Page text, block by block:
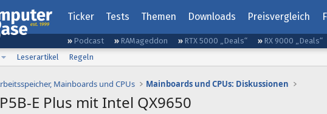
Ticker Tests Themen Downloads Preisvergleich
Podcast RAMageddon RTX 5000 „Deals“ RX 9000 „Deals“
Leserartikel Regeln
Mainboards und CPUs Mainboards und CPUs: Diskussionen
E Plus mit Intel QX9650